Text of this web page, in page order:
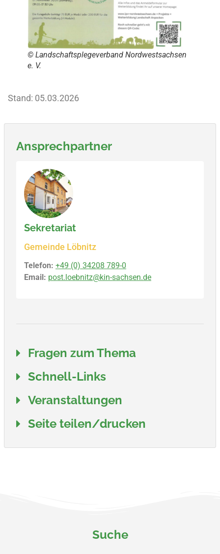
© Landschaftsplegeverband Nordwestsachsen
e. V.
Stand: 05.03.2026
Ansprechpartner
Sekretariat
Gemeinde Löbnitz
Telefon: +49 (0) 34208 789-0
Email: post.loebnitz@kin-sachsen.de
Fragen zum Thema
Schnell-Links
Veranstaltungen
Seite teilen/drucken
Suche